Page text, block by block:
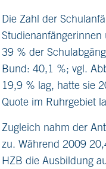
Die Zahl der
39 % der
Bund: 40,1 %; vgl.
19,9 % lag, hatte sie
Quote im Ruhrgebiet
Zugleich nahm der
zu. Während 2009
HZB die Ausbildung